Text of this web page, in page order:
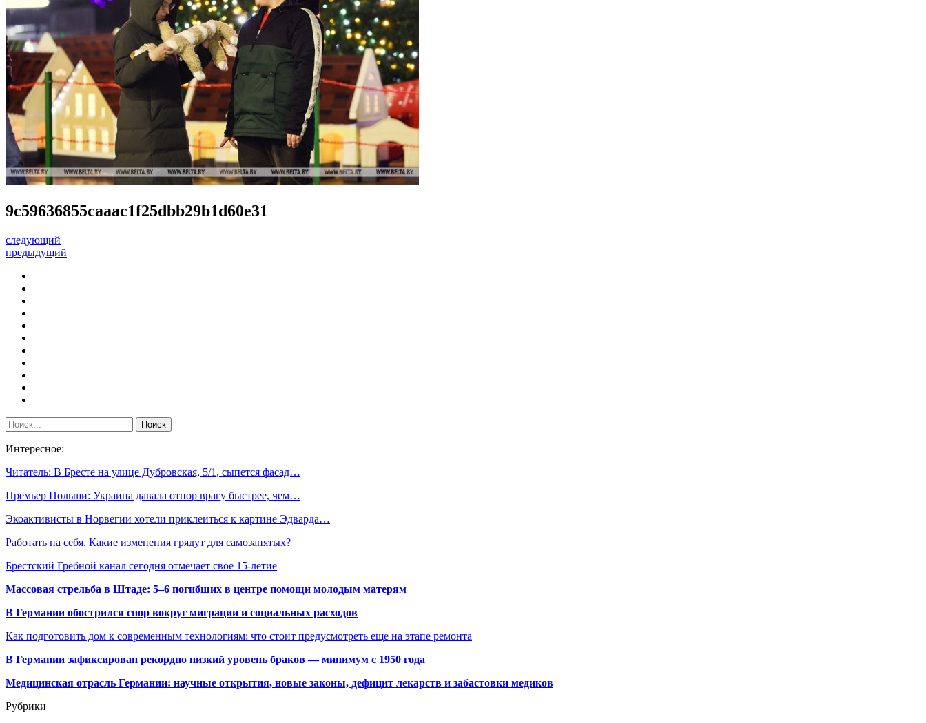
9c59636855caaac1f25dbb29b1d60e31
следующий
предыдущий
Интересное:
Читатель: В Бресте на улице Дубровская, 5/1, сыпется фасад…
Премьер Польши: Украина давала отпор врагу быстрее, чем…
Экоактивисты в Норвегии хотели приклеиться к картине Эдварда…
Работать на себя. Какие изменения грядут для самозанятых?
Брестский Гребной канал сегодня отмечает свое 15-летие
Массовая стрельба в Штаде: 5–6 погибших в центре помощи молодым матерям
В Германии обострился спор вокруг миграции и социальных расходов
Как подготовить дом к современным технологиям: что стоит предусмотреть еще на этапе ремонта
В Германии зафиксирован рекордно низкий уровень браков — минимум с 1950 года
Медицинская отрасль Германии: научные открытия, новые законы, дефицит лекарств и забастовки медиков
Рубрики